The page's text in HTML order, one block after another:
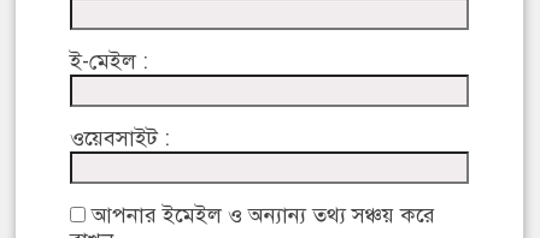
ই-মেইল :
ওয়েবসাইট :
আপনার ইমেইল ও অন্যান্য তথ্য সঞ্চয় করে